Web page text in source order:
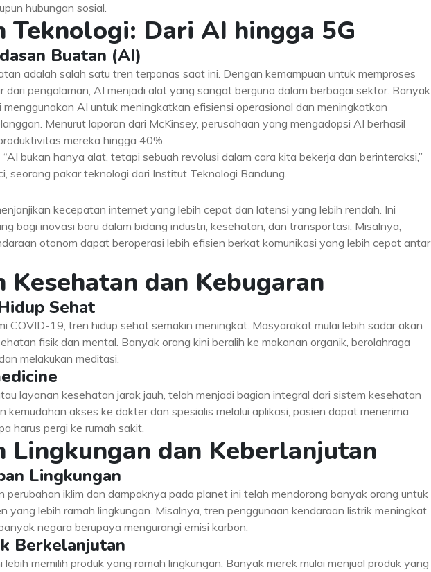
hubungan sosial.
Teknologi: Dari AI hingga 5G
Buatan (AI)
adalah salah satu tren terpanas saat ini. Dengan kemampuan untuk memproses
dari pengalaman, AI menjadi alat yang sangat berguna dalam berbagai sektor. Banyak
menggunakan AI untuk meningkatkan efisiensi operasional dan meningkatkan
Menurut laporan dari McKinsey, perusahaan yang mengadopsi AI berhasil
mereka hingga 40%.
“AI bukan hanya alat, tetapi sebuah revolusi dalam cara kita bekerja dan berinteraksi,”
seorang pakar teknologi dari Institut Teknologi Bandung.
kecepatan internet yang lebih cepat dan latensi yang lebih rendah. Ini
bagi inovasi baru dalam bidang industri, kesehatan, dan transportasi. Misalnya,
otonom dapat beroperasi lebih efisien berkat komunikasi yang lebih cepat antar
Kesehatan dan Kebugaran
Sehat
COVID-19, tren hidup sehat semakin meningkat. Masyarakat mulai lebih sadar akan
fisik dan mental. Banyak orang kini beralih ke makanan organik, berolahraga
melakukan meditasi.
layanan kesehatan jarak jauh, telah menjadi bagian integral dari sistem kesehatan
kemudahan akses ke dokter dan spesialis melalui aplikasi, pasien dapat menerima
harus pergi ke rumah sakit.
Lingkungan dan Keberlanjutan
Lingkungan
perubahan iklim dan dampaknya pada planet ini telah mendorong banyak orang untuk
yang lebih ramah lingkungan. Misalnya, tren penggunaan kendaraan listrik meningkat
negara berupaya mengurangi emisi karbon.
Berkelanjutan
memilih produk yang ramah lingkungan. Banyak merek mulai menjual produk yang